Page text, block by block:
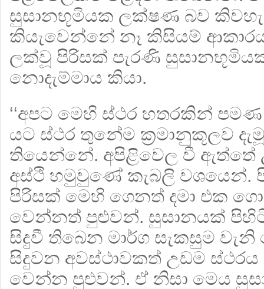
සුසානභූමියක ලක්ෂණ බව
කියැවෙන්නේ නෑ කිසියම්
ලක්වූ පිරිසක් පැරණි
නොදැම්මාය කියා.
‘‘අපට මෙහි ස්ථර හතරකින්
යට ස්ථර තුනේම ක‍්‍රමානුකූලව
තියෙන්නේ. අපිළිවෙල වී ඇත්තේ
අස්ථි හමුවුණේ කැබලි වශයෙන්.
පිරිසක් මෙහි ගෙනත් දමා එක
වෙන්නත් පුළුවන්. සුසානයක්
සිදුවී තිබෙන මාර්ග සැකසුම
සිදුවන අවස්ථාවකත් උඩම ස්ථරය
වෙන්න පුළුවන්. ඒ නිසා මෙය